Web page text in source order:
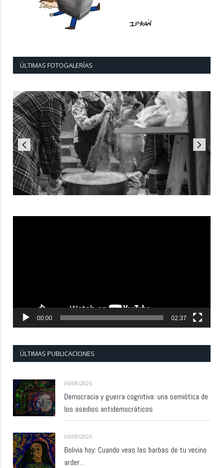
ÚLTIMAS FOTOGALERÍAS
00:00 02:37
ÚLTIMAS PUBLICACIONES
06/08/2026
Democracia y guerra cognitiva: una semiótica de
los asedios antidemocráticos
06/08/2026
Bolivia hoy: Cuando veas las barbas de tu vecino
arder…